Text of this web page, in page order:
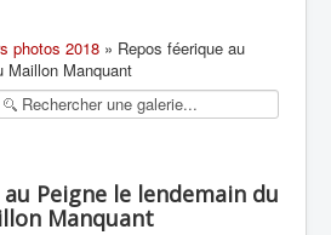
photos 2018 » Repos féerique au
Maillon Manquant
Peigne le lendemain du
Manquant